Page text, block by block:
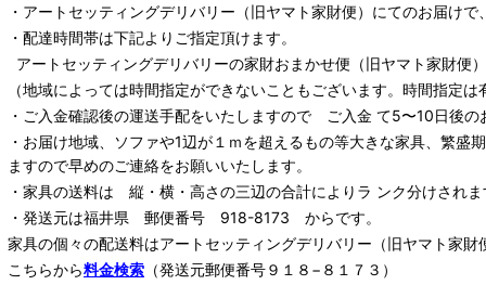
・ アートセッティングデリバリー （旧ヤマト家財便） にてのお届けで
・配達時間帯は下記よりご指定頂けます。
アートセッティングデリバリーの家財おまかせ便 （旧ヤマト家財便
（地域によっては時間指定ができないこともございます。時間指定
・ご入金確認後の運送手配をいたしますので ご入金 て5〜10日後の
・お届け地域、ソファや1辺が１ｍを超えるもの等大きな家具、繁
ますので早めのご連絡をお願いいたします。
・家具の送料は 縦・横・高さの三辺の合計によりラ ンク分けされま
・発送元は福井県 郵便番号 918-8173 からです。
家具の個々の配送料はアートセッティングデリバリー （旧ヤマト家財
こちらから料金検索 （発送元郵便番号９１８−８１７３）